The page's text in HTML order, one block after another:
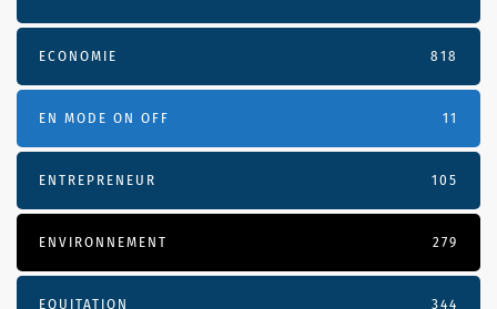
ECONOMIE 818
EN MODE ON OFF 11
ENTREPRENEUR 105
ENVIRONNEMENT 279
EQUITATION 344